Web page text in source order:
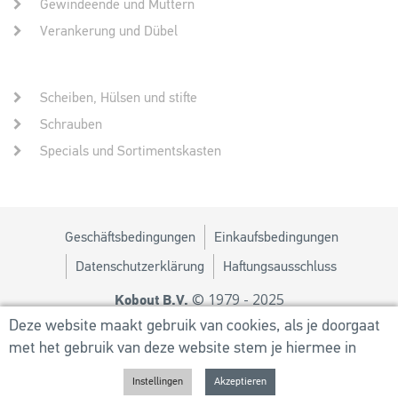
Deze website maakt gebruik van cookies, als je doorgaat
met het gebruik van deze website stem je hiermee in
Gewindeende und Muttern
Verankerung und Dübel
Scheiben, Hülsen und stifte
Schrauben
Specials und Sortimentskasten
Geschäftsbedingungen Einkaufsbedingungen
Datenschutzerklärung Haftungsausschluss
Kobout B.V.© 1979 - 2025
Design von MM
Powered byUtilize Business Solutions BV